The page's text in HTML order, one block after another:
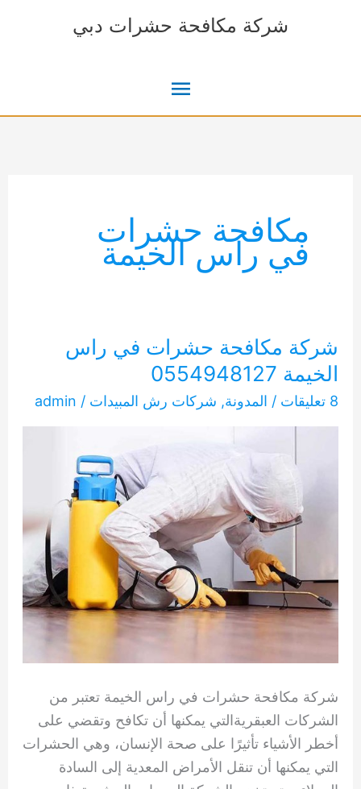
شركة مكافحة حشرات دبي
القائمة
مكافحة حشرات
في راس الخيمة
شركة مكافحة حشرات في راس
الخيمة 0554948127
8 تعليقات / المدونة, شركات رش المبيدات /
admin
شركة مكافحة حشرات في راس الخيمة تعتبر من
الشركات العبقريةالتي يمكنها أن تكافح وتقضي على
أخطر الأشياء تأثيرًا على صحة الإنسان، وهي الحشرات
التي يمكنها أن تنقل الأمراض المعدية إلى السادة